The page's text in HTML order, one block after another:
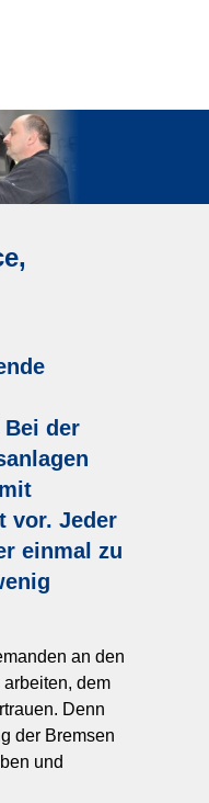
der
vor. Jeder
einmal zu
an den
dem
Denn
der Bremsen
und